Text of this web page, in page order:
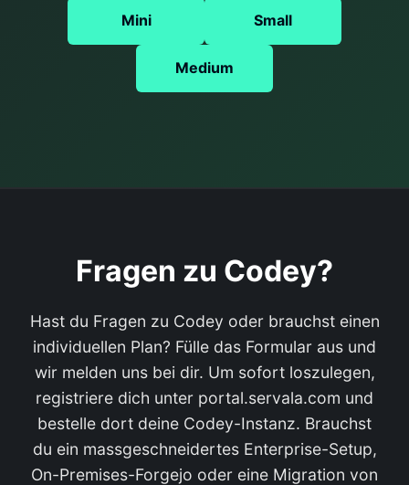
Mini Small
Medium
Fragen zu Codey?
Hast du Fragen zu Codey oder brauchst einen
individuellen Plan? Fülle das Formular aus und
wir melden uns bei dir. Um sofort loszulegen,
registriere dich unter portal.servala.com und
bestelle dort deine Codey-Instanz. Brauchst
du ein massgeschneidertes Enterprise-Setup,
On-Premises-Forgejo oder eine Migration von